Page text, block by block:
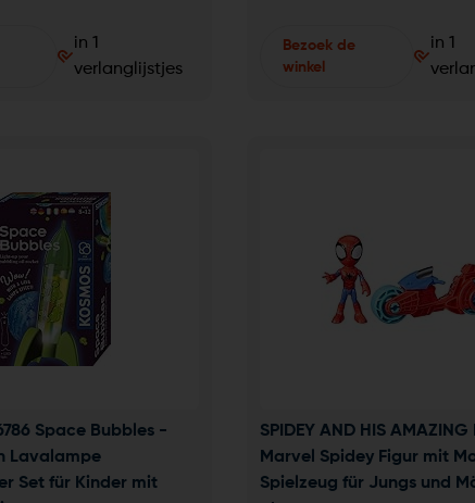
in 1
verlanglijstjes
Bezoek de
winkel
in 1
Space Bubbles -
Lavalampe
Set für Kinder mit
SPIDEY AND HIS AMAZING
Marvel Spidey Figur mit
Spielzeug für Jungs und